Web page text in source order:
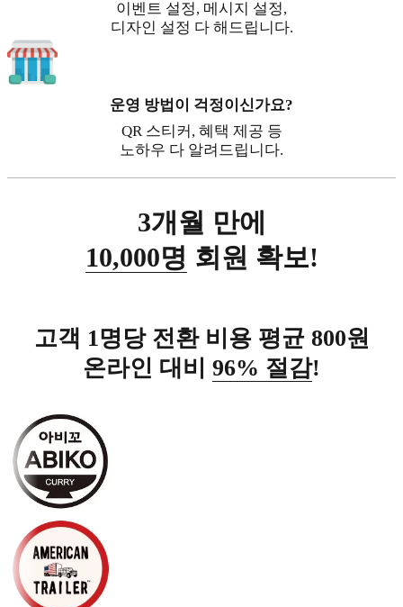
이벤트 설정, 메시지 설정,
디자인 설정 다 해드립니다.
운영 방법이 걱정이신가요?
QR 스티커, 혜택 제공 등
노하우 다 알려드립니다.
3개월 만에
10,000명 회원 확보!
고객 1명당 전환 비용 평균 800원
온라인 대비 96% 절감!